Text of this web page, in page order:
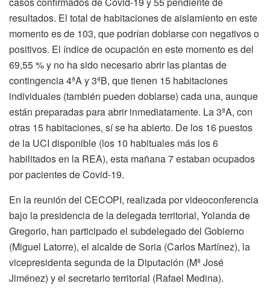
resultados. El total de habitaciones de aislamiento en este
momento es de 103, que podrían doblarse con negativos o
positivos. El índice de ocupación en este momento es del
69,55 % y no ha sido necesario abrir las plantas de
contingencia 4ªA y 3ªB, que tienen 15 habitaciones
individuales (también pueden doblarse) cada una, aunque
están preparadas para abrir inmediatamente. La 3ªA, con
otras 15 habitaciones, sí se ha abierto. De los 16 puestos
de la UCI disponible (los 10 habituales más los 6
habilitados en la REA), esta mañana 7 estaban ocupados
por pacientes de Covid-19.
En la reunión del CECOPI, realizada por videoconferencia
bajo la presidencia de la delegada territorial, Yolanda de
Gregorio, han participado el subdelegado del Gobierno
(Miguel Latorre), el alcalde de Soria (Carlos Martínez), la
vicepresidenta segunda de la Diputación (Mª José
Jiménez) y el secretario territorial (Rafael Medina).